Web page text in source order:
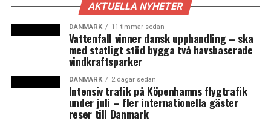
Den svenska regeringen har beslutat sig för att kämpa
för att EMA omlokaliseras från London till Stockholm i
samband med brexit. Därför är Anders
Lönnberg påtagligt irriterad över att Region Skåne
inom ramen för det dansk-svenska politiska samarbetet
Greater Copenhagen & Skåne Committeeuppmanatde
danska och svenska regeringarna om att istället
samarbeta för att få EMA till Köpenhamn. Tidigare har
AKTUELLA NYHETER
DANMARK 11 timmar sedan
Vattenfall vinner dansk upphandling – ska
med statligt stöd bygga två havsbaserade
vindkraftsparker
DANMARK 2 dagar sedan
Intensiv trafik på Köpenhamns flygtrafik
under juli – fler internationella gäster
reser till Danmark